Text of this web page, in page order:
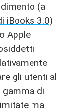
(a
iBooks 3.0)
Apple
gli utenti al
di
ma